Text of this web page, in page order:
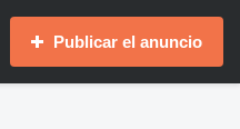
Publicar el anuncio